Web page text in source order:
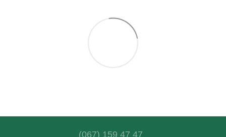
(067) 159 47 47